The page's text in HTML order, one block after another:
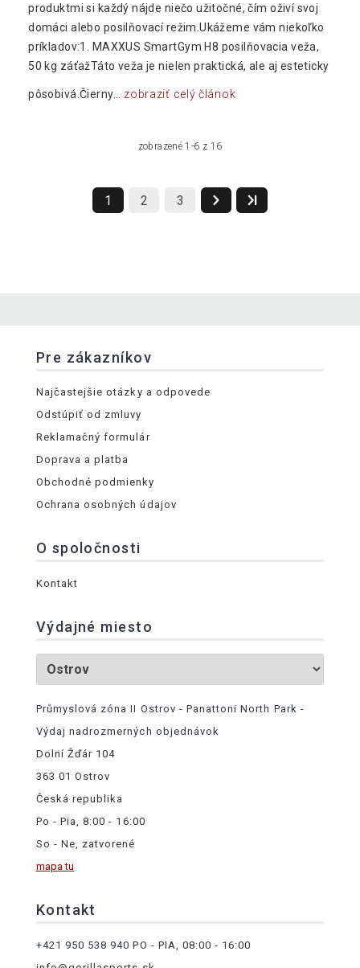
produktmi si každý nájde niečo užitočné, čím oživí svoj
domáci alebo posilňovací režim.Ukážeme vám niekoľko
príkladov:1. MAXXUS SmartGym H8 posilňovacia veža,
50 kg záťažTáto veža je nielen praktická, ale aj esteticky
pôsobivá.Čierny... zobraziť celý článok
zobrazené 1-6 z 16
1 2 3
Pre zákazníkov
Najčastejšie otázky a odpovede
Odstúpiť od zmluvy
Reklamačný formulár
Doprava a platba
Obchodné podmienky
Ochrana osobných údajov
O spoločnosti
Kontakt
Výdajné miesto
Průmyslová zóna II Ostrov - Panattoni North Park -
Výdaj nadrozmerných objednávok
Dolní Žďár 104
363 01 Ostrov
Česká republika
Po - Pia, 8:00 - 16:00
So - Ne, zatvorené
mapa tu
Kontakt
+421 950 538 940 PO - PIA, 08:00 - 16:00